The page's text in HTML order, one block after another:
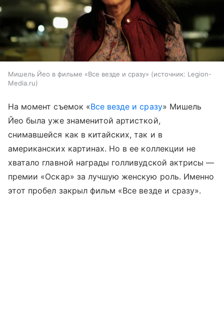
Мишель Йео в фильме «Все везде и сразу» источник: Legion-
Media.ru
На момент съемок «Все везде и сразу» Мишель
Йео была уже знаменитой артисткой,
снимавшейся как в китайских, так и в
американских картинах. Но в ее коллекции не
хватало главной награды голливудской актрисы —
премии «Оскар» за лучшую женскую роль. Именно
этот пробел закрыл фильм «Все везде и сразу».